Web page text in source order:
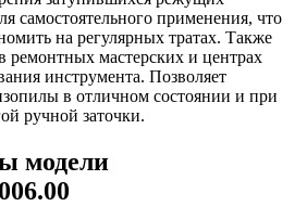
самостоятельного применения, что
на регулярных тратах. Также
ремонтных мастерских и центрах
инструмента. Позволяет
в отличном состоянии и при
ручной заточки.
модели